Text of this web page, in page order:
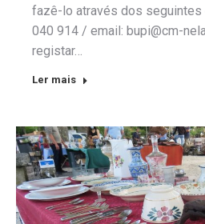
fazê-lo através dos seguintes
040 914 / email: bupi@cm-
registar…
Ler mais